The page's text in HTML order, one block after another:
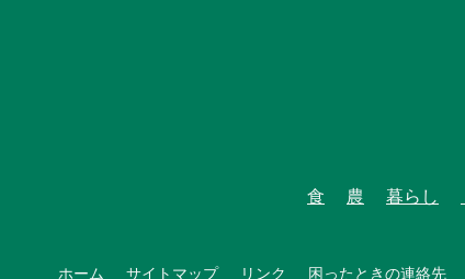
食 農 暮らし
ホーム サイトマップ リンク 困ったときの連絡先